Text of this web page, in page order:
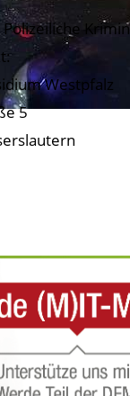
Westpfalz
5